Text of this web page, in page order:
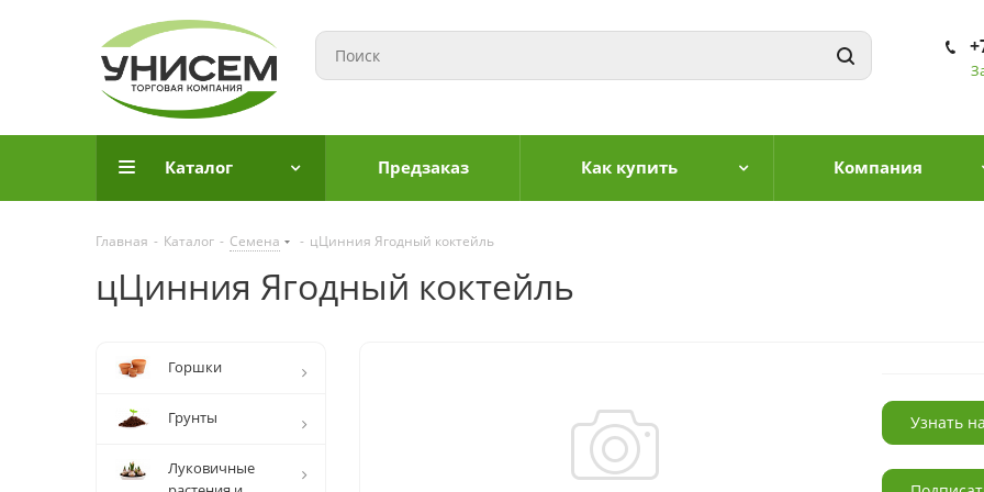
Каталог Предзаказ Как купить Компания
Главная - Каталог - Семена - цЦинния Ягодный коктейль
цЦинния Ягодный коктейль
Узнать
Горшки
Грунты
Луковичные